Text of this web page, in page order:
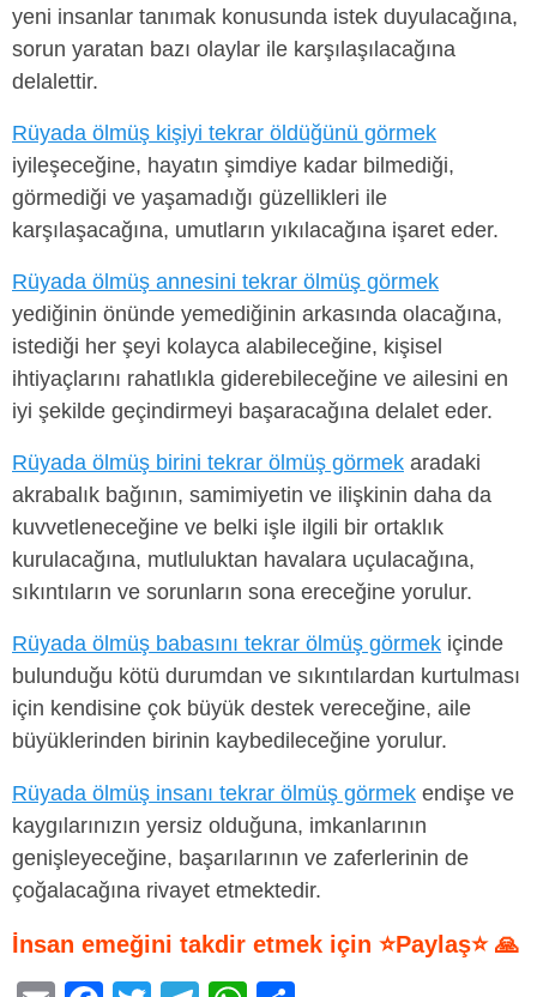
yeni insanlar tanımak konusunda istek duyulacağına,
sorun yaratan bazı olaylar ile karşılaşılacağına
delalettir.
Rüyada ölmüş kişiyi tekrar öldüğünü görmek
iyileşeceğine, hayatın şimdiye kadar bilmediği,
görmediği ve yaşamadığı güzellikleri ile
karşılaşacağına, umutların yıkılacağına işaret eder.
Rüyada ölmüş annesini tekrar ölmüş görmek
yediğinin önünde yemediğinin arkasında olacağına,
istediği her şeyi kolayca alabileceğine, kişisel
ihtiyaçlarını rahatlıkla giderebileceğine ve ailesini en
iyi şekilde geçindirmeyi başaracağına delalet eder.
Rüyada ölmüş birini tekrar ölmüş görmek aradaki
akrabalık bağının, samimiyetin ve ilişkinin daha da
kuvvetleneceğine ve belki işle ilgili bir ortaklık
kurulacağına, mutluluktan havalara uçulacağına,
sıkıntıların ve sorunların sona ereceğine yorulur.
Rüyada ölmüş babasını tekrar ölmüş görmek içinde
bulunduğu kötü durumdan ve sıkıntılardan kurtulması
için kendisine çok büyük destek vereceğine, aile
büyüklerinden birinin kaybedileceğine yorulur.
Rüyada ölmüş insanı tekrar ölmüş görmek endişe ve
kaygılarınızın yersiz olduğuna, imkanlarının
genişleyeceğine, başarılarının ve zaferlerinin de
çoğalacağına rivayet etmektedir.
İnsan emeğini takdir etmek için ⭐Paylaş⭐ 🙏